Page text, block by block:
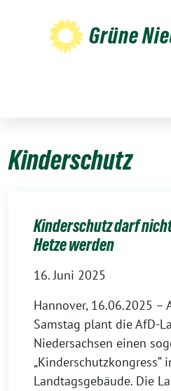
Grüne
Kinderschutz
Kinderschutz darf
Hetze werden
16. Juni 2025
Hannover, 16.06.2025 –
Samstag plant die AfD-
Niedersachsen einen
„Kinderschutzkongress“
Landtagsgebäude. Die